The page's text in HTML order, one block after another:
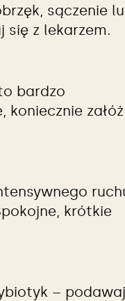
sączenie
się z lekarzem.
bardzo
koniecznie załóż
krótkie
–